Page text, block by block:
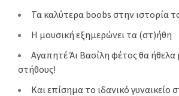
Τα καλύτερα boobs στην ιστορία
Η μουσική εξημερώνει τα (στ)ήθη
Αγαπητέ Άι Βασίλη φέτος θα ήθελα
στήθους!
Και επίσημα το ιδανικό γυναικείο